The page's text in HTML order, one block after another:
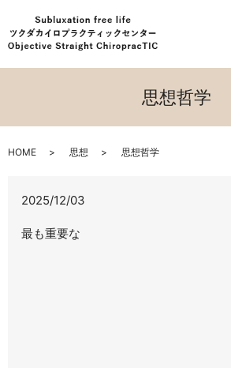
思想哲学
HOME 思想 思想哲学
2025/12/03
最も重要な